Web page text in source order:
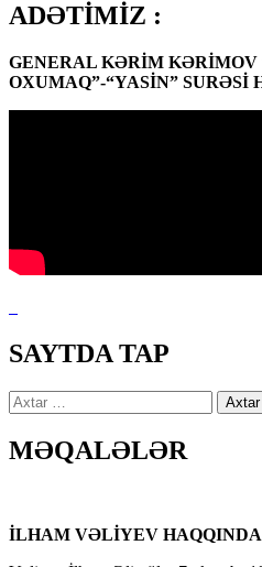
ADƏTİMİZ :
GENERAL KƏRİM KƏRİMOV
OXUMAQ”-“YASİN” SURƏSİ
SAYTDA TAP
Axtarış:
MƏQALƏLƏR
İLHAM VƏLİYEV HAQQINDA